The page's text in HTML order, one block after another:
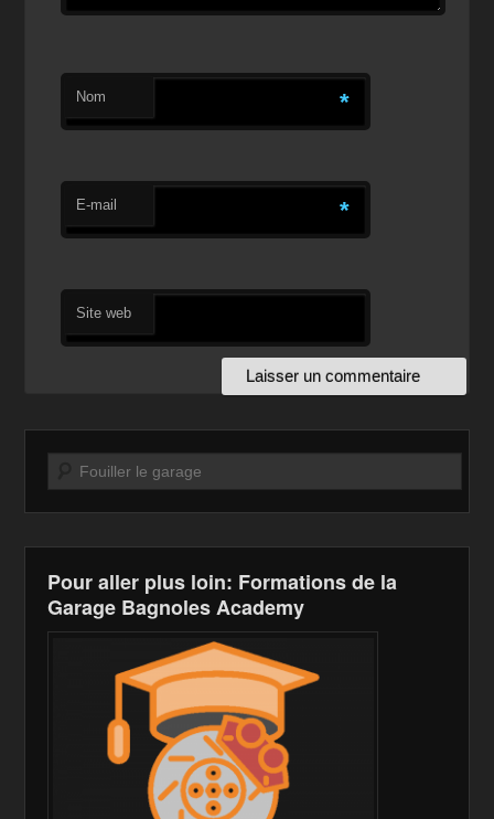
Nom *
E-mail *
Site web
Recherche
Pour aller plus loin: Formations de la
Garage Bagnoles Academy